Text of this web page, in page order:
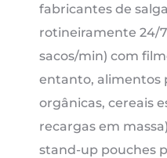
fabricantes de
rotineiramente 24/
sacos/min) com
entanto, alimentos
orgânicas, cereais
recargas em
stand-up pouches